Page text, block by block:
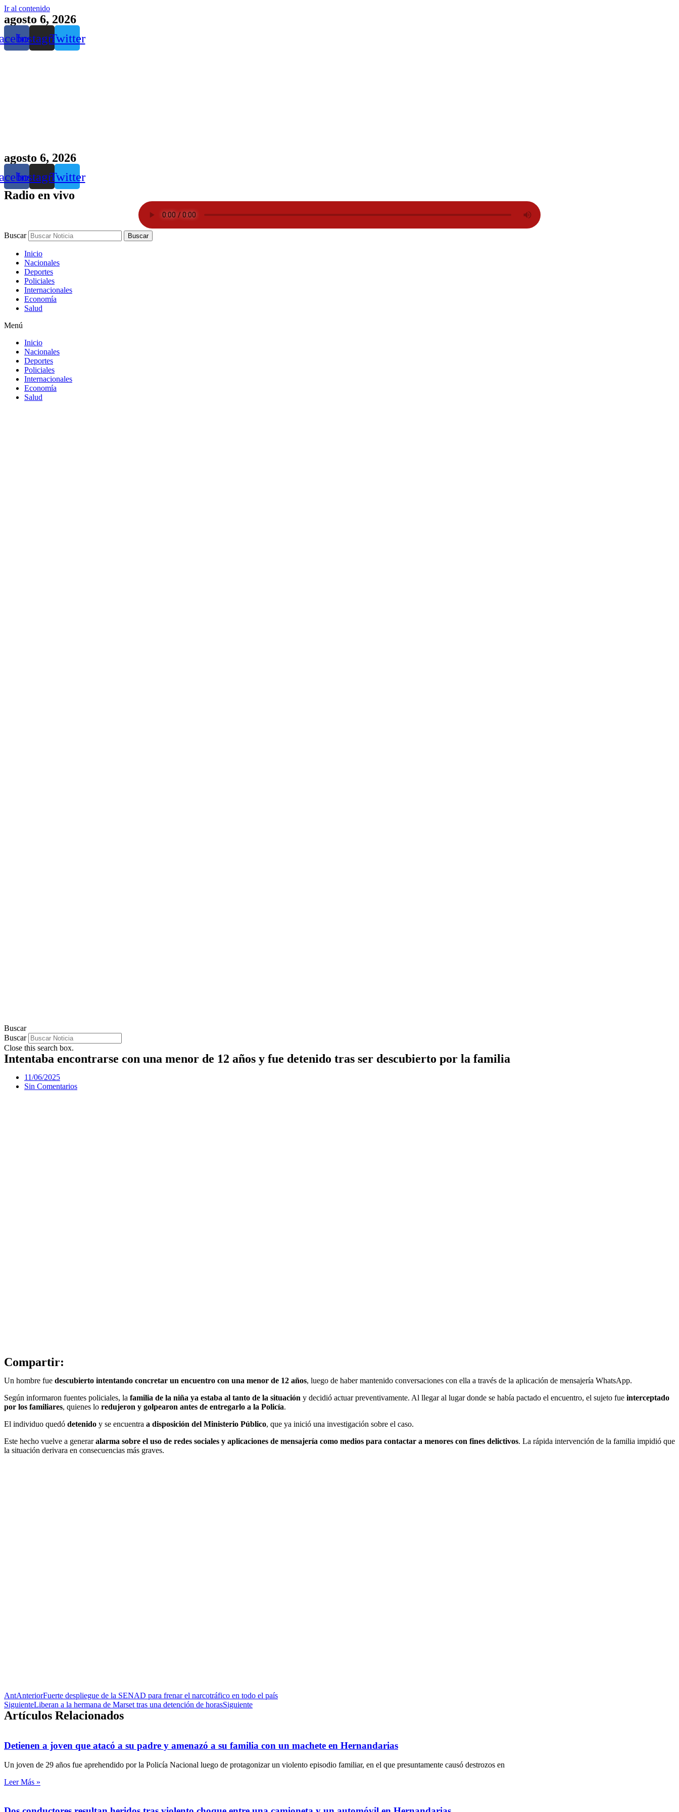
Ir al contenido
agosto 6, 2026
InstagramTwitter
agosto 6, 2026
InstagramTwitter
Radio en vivo
Buscar Buscar
Inicio
Nacionales
Deportes
Policiales
Internacionales
Economía
Salud
Menú
Inicio
Nacionales
Deportes
Policiales
Internacionales
Economía
Salud
Buscar
Buscar
Close this search box.
Intentaba encontrarse con una menor de 12 años y fue detenido tras ser descubierto por la familia
11/06/2025
Sin Comentarios
Compartir:
Un hombre fue descubierto intentando concretar un encuentro con una menor de 12 años, luego de haber mantenido conversaciones con ella a través de la aplicación de mensajería WhatsApp.
Según informaron fuentes policiales, la familia de la niña ya estaba al tanto de la situación y decidió actuar preventivamente. Al llegar al lugar donde se había pactado el encuentro, el sujeto fue interceptado
por los familiares, quienes lo redujeron y golpearon antes de entregarlo a la Policía.
El individuo quedó detenido y se encuentra a disposición del Ministerio Público, que ya inició una investigación sobre el caso.
Este hecho vuelve a generaralarma sobre el uso de redes sociales y aplicaciones de mensajería como medios para contactar a menores con fines delictivos. La rápida intervención de la familia impidió que
la situación derivara en consecuencias más graves.
AntAnteriorFuerte despliegue de la SENAD para frenar el narcotráfico en todo el país
SiguienteLiberan a la hermana de Marset tras una detención de horasSiguiente
Artículos Relacionados
Detienen a joven que atacó a su padre y amenazó a su familia con un machete en Hernandarias
Un joven de 29 años fue aprehendido por la Policía Nacional luego de protagonizar un violento episodio familiar, en el que presuntamente causó destrozos en
Leer Más »